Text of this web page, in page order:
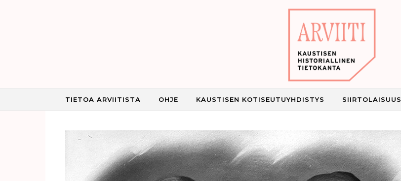
Kaustisen historiallinen tietokanta
TIETOA ARVIITISTA OHJE KAUSTISEN KOTISEUTUYHDISTYS SIIRTOLAISUUS